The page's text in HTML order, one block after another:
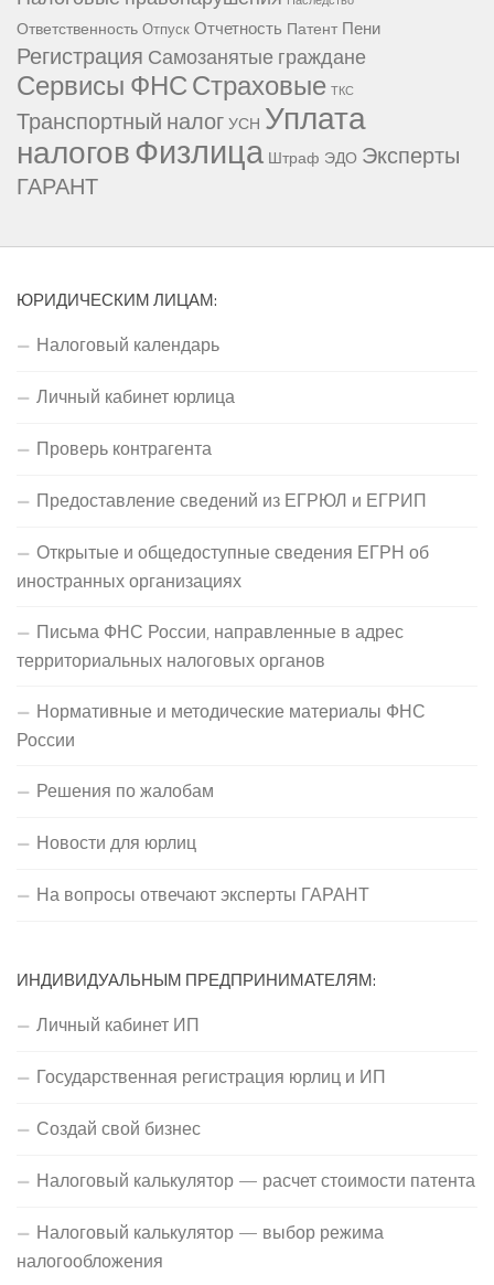
Ответственность Отпуск Отчетность Патент Пени
Регистрация Самозанятые граждане
Сервисы ФНССтраховые ТКС
Транспортный налогУСН Уплата
налоговФизлица Штраф ЭДО Эксперты
ГАРАНТ
ЮРИДИЧЕСКИМ ЛИЦАМ:
Налоговый календарь
Личный кабинет юрлица
Проверь контрагента
Предоставление сведений из ЕГРЮЛ и ЕГРИП
Открытые и общедоступные сведения ЕГРН об
иностранных организациях
Письма ФНС России, направленные в адрес
территориальных налоговых органов
Нормативные и методические материалы ФНС
России
Решения по жалобам
Новости для юрлиц
На вопросы отвечают эксперты ГАРАНТ
ИНДИВИДУАЛЬНЫМ ПРЕДПРИНИМАТЕЛЯМ:
Личный кабинет ИП
Государственная регистрация юрлиц и ИП
Создай свой бизнес
Налоговый калькулятор — расчет стоимости патента
Налоговый калькулятор — выбор режима
налогообложения